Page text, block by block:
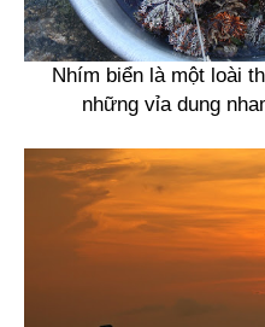
Nhím biển là một loài
những vỉa dung